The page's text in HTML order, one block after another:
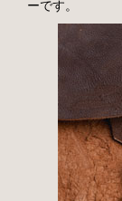
ーです。